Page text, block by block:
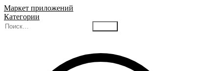
Маркет приложений
Категории